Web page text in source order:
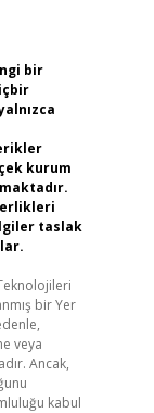
bir
kurum
taslak
bir Yer
veya
Ancak,
kabul